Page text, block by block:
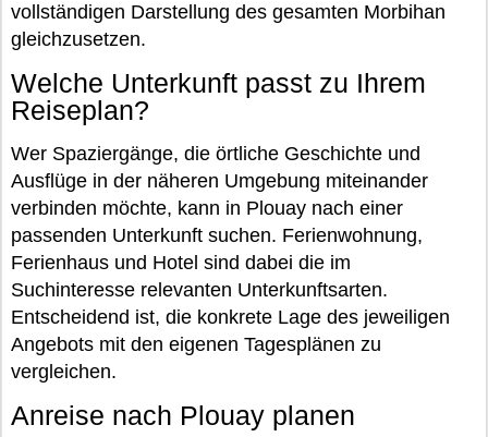
vollständigen Darstellung des gesamten Morbihan
gleichzusetzen.
Welche Unterkunft passt zu Ihrem
Reiseplan?
Wer Spaziergänge, die örtliche Geschichte und
Ausflüge in der näheren Umgebung miteinander
verbinden möchte, kann in Plouay nach einer
passenden Unterkunft suchen. Ferienwohnung,
Ferienhaus und Hotel sind dabei die im
Suchinteresse relevanten Unterkunftsarten.
Entscheidend ist, die konkrete Lage des jeweiligen
Angebots mit den eigenen Tagesplänen zu
vergleichen.
Anreise nach Plouay planen